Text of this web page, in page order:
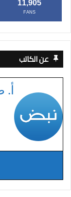
11,905
FANS
عن الكاتب